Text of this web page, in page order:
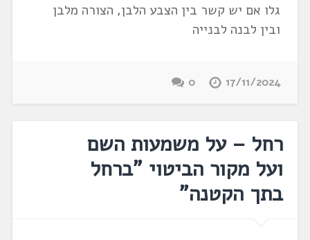
גלו אם יש קשר בין הצבע הלבן, הצורה מלבן
ובין לבנה לבנייה
17/11/2024
0
רחל – על משמעות השם
ועל מקור הביטוי "ברחל
בתך הקטנה"